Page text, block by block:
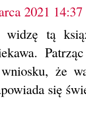
2021 14:37
widzę tą
że
się